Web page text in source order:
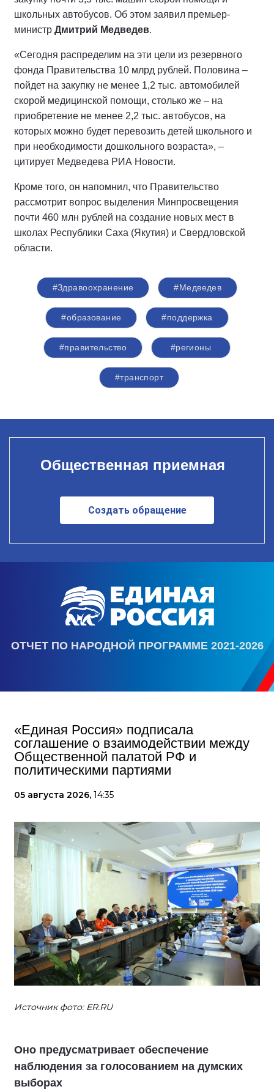
школьных автобусов. Об этом заявил премьер-
министр Дмитрий Медведев.
«Сегодня распределим нa эти цели из резервного
фонда Правительства 10 млрд рублей. Половина –
пойдет нa закупку не менее 1,2 тыс. автомобилей
скорой медицинской помощи, столько же – на
приобретение не менее 2,2 тыс. автобусов, на
которых можно будет перевозить детей школьного и
при необходимости дошкольного возраста», –
цитирует Медведева РИА Новости.
Кроме того, он напомнил, что Правительство
рассмотрит вопрос выделения Минпросвещения
почти 460 млн рублей на создание новых мест в
школах Республики Саха (Якутия) и Свердловской
области.
#Здравоохранение #Медведев
#образование #поддержка
#правительство #регионы
#транспорт
Общественная приемная
Создать обращение
ОТЧЕТ ПО НАРОДНОЙ ПРОГРАММЕ 2021-2026
«Единая Россия» подписала
соглашение о взаимодействии между
Общественной палатой РФ и
политическими партиями
05 августа 2026, 14:35
Источник фото: ER.RU
Оно предусматривает обеспечение
наблюдения за голосованием на думских
выборах